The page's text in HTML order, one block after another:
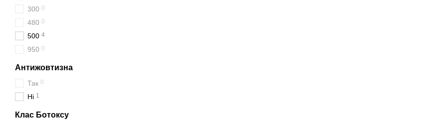
300 0
480 0
500 4
950 0
Антижовтизна
Так 0
Ні 1
Клас Ботоксу